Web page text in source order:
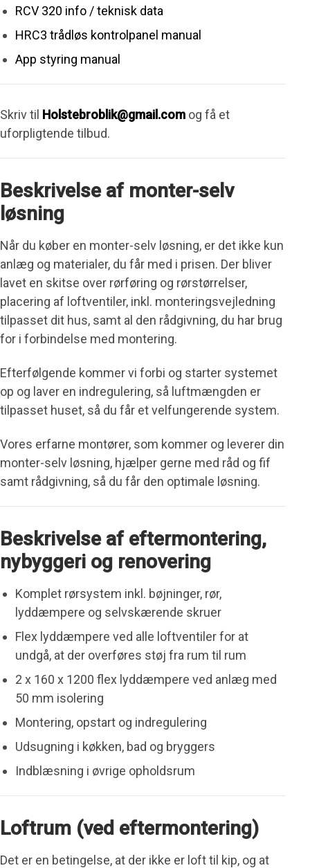
RCV 320 info / teknisk data
HRC3 trådløs kontrolpanel manual
App styring manual
Skriv til Holstebroblik@gmail.com og få et
uforpligtende tilbud.
Beskrivelse af monter-selv
løsning
Når du køber en monter-selv løsning, er det ikke kun
anlæg og materialer, du får med i prisen. Der bliver
lavet en skitse over rørføring og rørstørrelser,
placering af loftventiler, inkl. monteringsvejledning
tilpasset dit hus, samt al den rådgivning, du har brug
for i forbindelse med montering.
Efterfølgende kommer vi forbi og starter systemet
op og laver en indregulering, så luftmængden er
tilpasset huset, så du får et velfungerende system.
Vores erfarne montører, som kommer og leverer din
monter-selv løsning, hjælper gerne med råd og fif
samt rådgivning, så du får den optimale løsning.
Beskrivelse af eftermontering,
nybyggeri og renovering
Komplet rørsystem inkl. bøjninger, rør,
lyddæmpere og selvskærende skruer
Flex lyddæmpere ved alle loftventiler for at
undgå, at der overføres støj fra rum til rum
2 x 160 x 1200 flex lyddæmpere ved anlæg med
50 mm isolering
Montering, opstart og indregulering
Udsugning i køkken, bad og bryggers
Indblæsning i øvrige opholdsrum
Loftrum (ved eftermontering)
Det er en betingelse, at der ikke er loft til kip, og at